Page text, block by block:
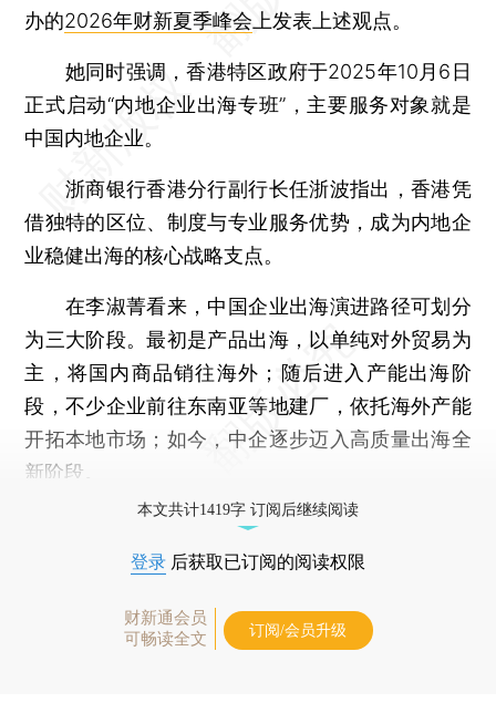
办的2026年财新夏季峰会 上发表上述观点。
她同时强调，香港特区政府于2025年10月6日
正式启动“内地企业出海专班”，主要服务对象就是
中国内地企业。
浙商银行香港分行副行长任浙波指出，香港凭
借独特的区位、制度与专业服务优势，成为内地企
业稳健出海的核心战略支点。
在李淑菁看来，中国企业出海演进路径可划分
为三大阶段。最初是产品出海，以单纯对外贸易为
主，将国内商品销往海外；随后进入产能出海阶
段，不少企业前往东南亚等地建厂，依托海外产能
开拓本地市场；如今，中企逐步迈入高质量出海全
新阶段。
本文共计1419字 订阅后继续阅读
登录 后获取已订阅的阅读权限
财新通会员
可畅读全文
订阅/会员升级